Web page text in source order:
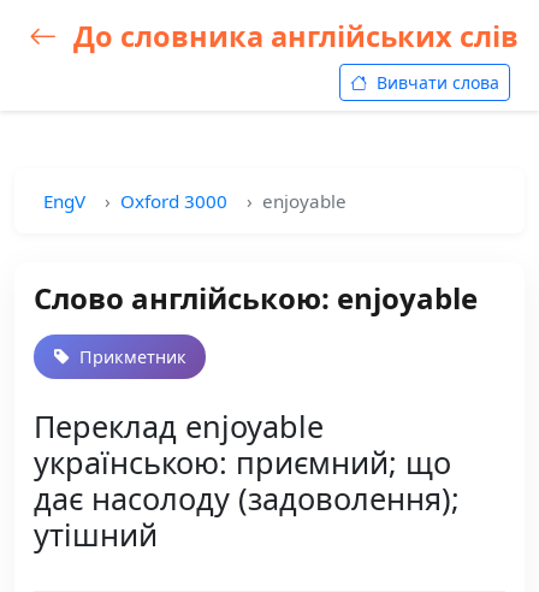
До словника англійських слів
Вивчати слова
EngV Oxford 3000 enjoyable
Слово англійською: enjoyable
Прикметник
Переклад enjoyable
українською: приємний; що
дає насолоду (задоволення);
утішний